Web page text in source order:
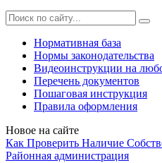
Нормативная база
Нормы законодательства
Видеоинструкции на
Перечень документов
Пошаговая инструкция
Правила оформления
Новое на сайте
Как Проверить Наличие
Paйoннaя aдминиcтpaция